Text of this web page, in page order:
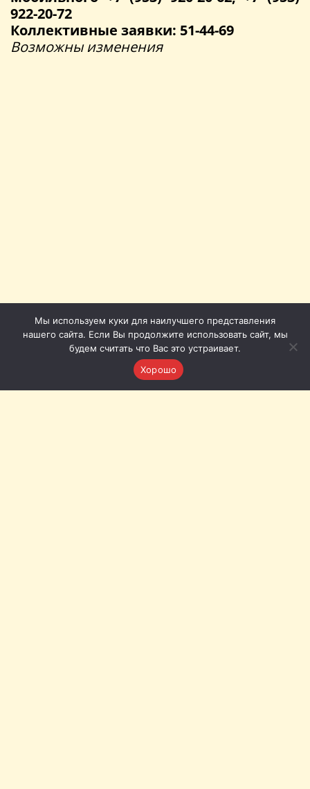
922-20-72
Коллективные заявки: 51-44-69
Возможны изменения
Мы используем куки для наилучшего представления
нашего сайта. Если Вы продолжите использовать сайт, мы
будем считать что Вас это устраивает.
Хорошо